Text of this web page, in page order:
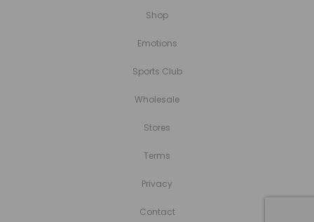
Shop
Emotions
Sports Club
Wholesale
Stores
Terms
Privacy
Contact